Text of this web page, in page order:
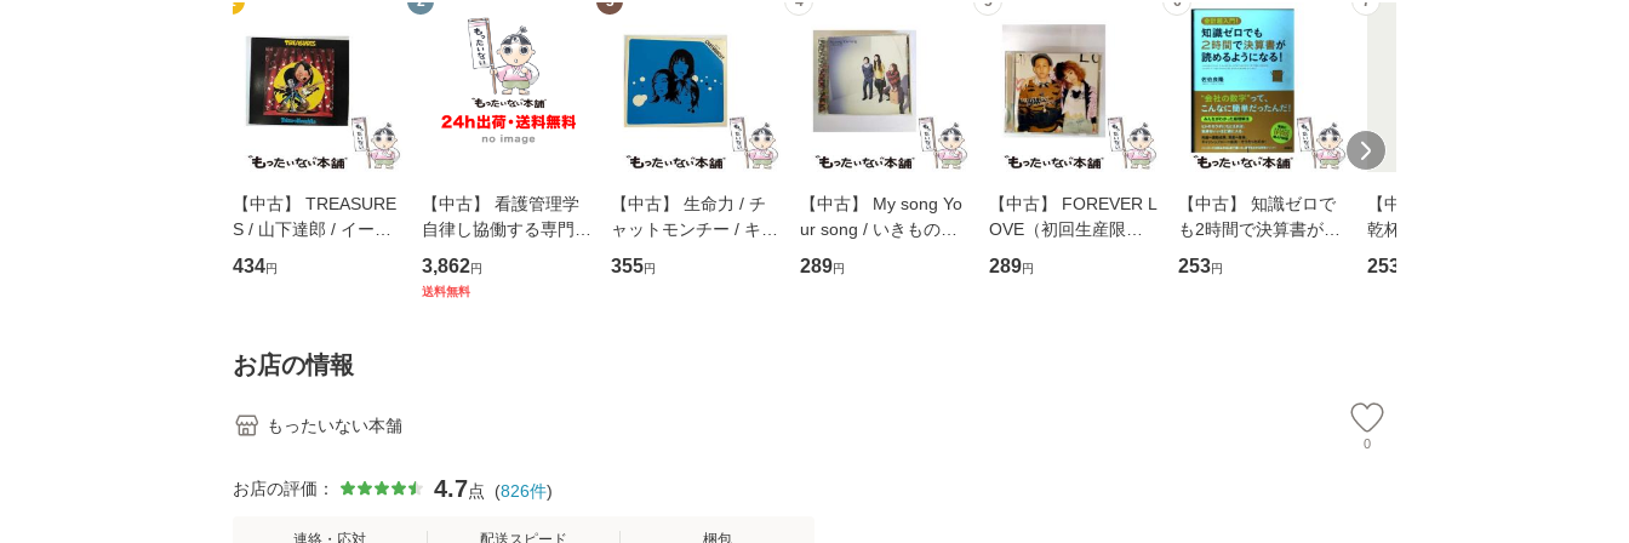
【中古】 TREASURE
S / 山下達郎 / イース
トウエスト・ジャパン
[CD]【メール便送料無
434円
【中古】 看護管理学
自律し協働する専門職
の看護マネジメントス
キル 改訂第3版 (看護
3,862円
送料無料
【中古】 生命力 / チ
ャットモンチー / キュ
ーンレコード [CD]
【メール便送料無料】
355円
【中古】 My song Yo
ur song / いきものが
かり / [CD]【メール便
送料無料】
289円
【中古】 FOREVER L
OVE（初回生産限定
盤） / 清水翔太×加藤
ミリヤ / [CD]【メール
289円
【中古】 知識ゼロで
も2時間で決算書が読
めるようになる！ 会
計超入門！ / 佐伯 良
253円
【中古】 ウインクで
乾杯 (ノン・ポシェッ
ト) / 東野圭吾 / 祥伝
253
お店の情報
もったいない本舗
0
お店の評価： 4.7点 (826件)